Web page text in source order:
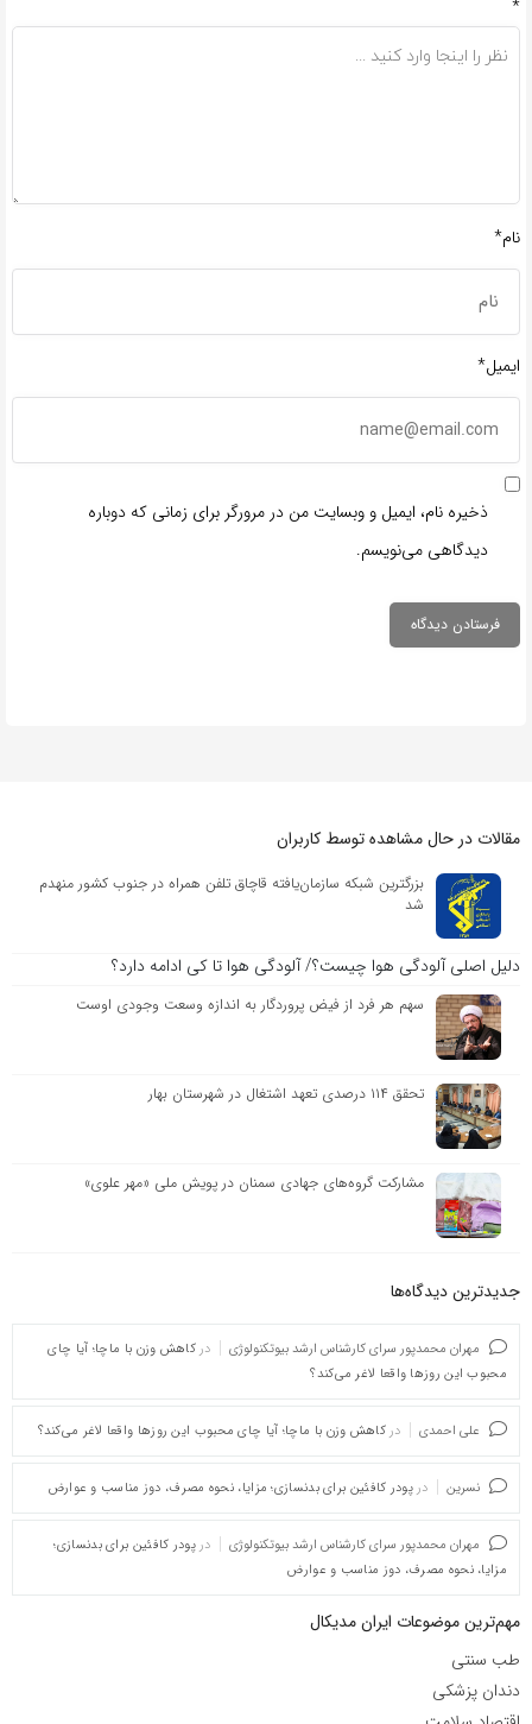
*
نام*
ایمیل*
ذخیره نام، ایمیل و وبسایت من در مرورگر برای زمانی که دوباره
دیدگاهی می‌نویسم.
مقالات در حال مشاهده توسط کاربران
بزرگترین شبکه سازمان‌یافته قاچاق تلفن همراه در جنوب کشور منهدم
شد
دلیل اصلی آلودگی هوا چیست؟/ آلودگی هوا تا کی ادامه دارد؟
سهم هر فرد از فیض پروردگار به اندازه وسعت وجودی اوست
تحقق ۱۱۴ درصدی تعهد اشتغال در شهرستان بهار
مشارکت گروه‌های جهادی سمنان در پویش ملی «مهر علوی»
جدیدترین دیدگاه‌‌ها
مهران محمدپور سرای کارشناس ارشد بیوتکنولوژی در کاهش وزن با ماچا؛ آیا چای
محبوب این روزها واقعا لاغر می‌کند؟
علی احمدی در کاهش وزن با ماچا؛ آیا چای محبوب این روزها واقعا لاغر می‌کند؟
نسرین در پودر کافئین برای بدنسازی؛ مزایا، نحوه مصرف، دوز مناسب و عوارض
مهران محمدپور سرای کارشناس ارشد بیوتکنولوژی در پودر کافئین برای بدنسازی؛
مزایا، نحوه مصرف، دوز مناسب و عوارض
مهم‌ترین موضوعات ایران مدیکال
طب سنتی
دندان پزشکی